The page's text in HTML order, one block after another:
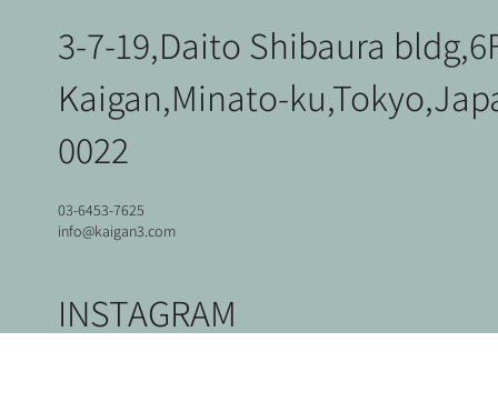
Vintage
Corner Cabinet
消費税抜き
Bicycle 2
価格
￥46,200
北欧ヴィンテージ
Hans J.Wegner / RY Series Stacking Shelf
在庫なし
北欧ヴィンテージ
Borge Mogensen / Model.162 Dining Table
在庫なし
ユーロヴィンテージ
Potence lamp
在庫なし
3-7-19,Daito Shibaura
Kaigan,Minato-
0022
03-6453-7625
info@kaigan3.com
INSTAGRAM